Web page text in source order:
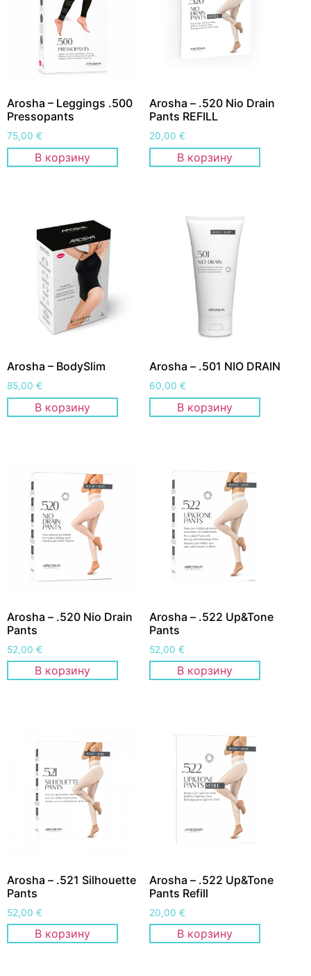
Arosha – Leggings .500
Pressopants
75,00 €
В корзину
Arosha – .520 Nio Drain
Pants REFILL
20,00€
В корзину
Arosha – BodySlim
85,00 €
В корзину
Arosha – .501 NIO DRAIN
60,00€
В корзину
Arosha – .520 Nio Drain
Pants
52,00 €
В корзину
Arosha – .522 Up&Tone
Pants
52,00€
В корзину
Arosha – .521 Silhouette
Pants
52,00 €
В корзину
Arosha – .522 Up&Tone
Pants Refill
20,00€
В корзину